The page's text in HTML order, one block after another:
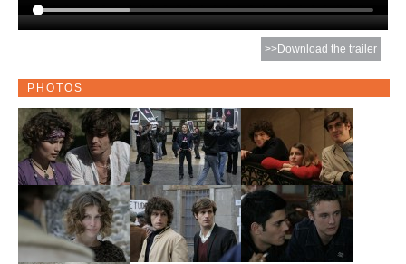
>>Download the trailer
PHOTOS